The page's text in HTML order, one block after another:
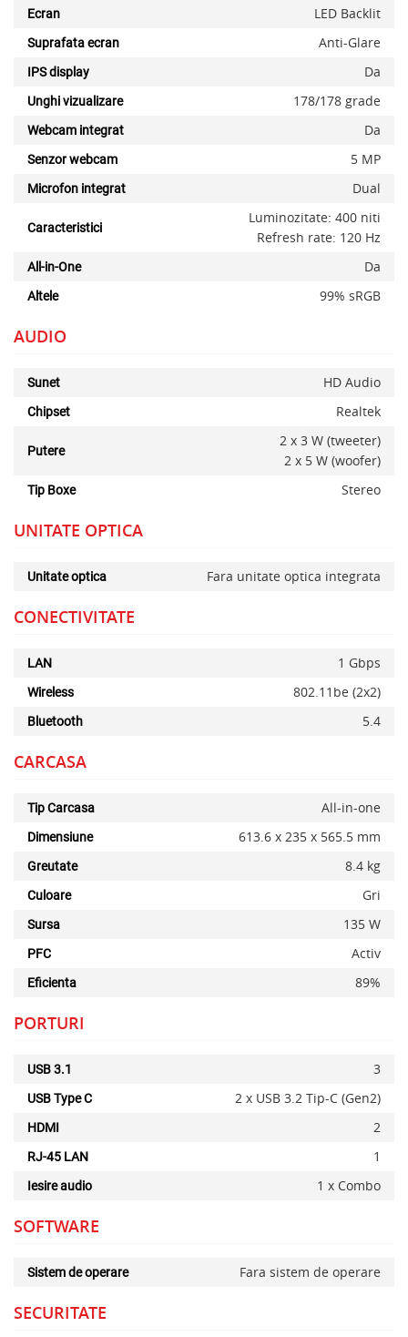
Ecran LED Backlit
Suprafata ecran Anti-Glare
IPS display Da
Unghi vizualizare 178/178 grade
Webcam integrat Da
Senzor webcam 5 MP
Microfon integrat Dual
Caracteristici
Luminozitate: 400 niti
Refresh rate: 120 Hz
All-in-One Da
Altele 99% sRGB
AUDIO
Sunet HD Audio
Chipset Realtek
Putere
2 x 3 W (tweeter)
2 x 5 W (woofer)
Tip Boxe Stereo
UNITATE OPTICA
Unitate optica Fara unitate optica integrata
CONECTIVITATE
LAN 1 Gbps
Wireless 802.11be (2x2)
Bluetooth 5.4
CARCASA
Tip Carcasa All-in-one
Dimensiune 613.6 x 235 x 565.5 mm
Greutate 8.4 kg
Culoare Gri
Sursa 135 W
PFC Activ
Eficienta 89%
PORTURI
USB 3.1 3
USB Type C 2 x USB 3.2 Tip-C (Gen2)
HDMI 2
RJ-45 LAN 1
Iesire audio 1 x Combo
SOFTWARE
Sistem de operare Fara sistem de operare
SECURITATE